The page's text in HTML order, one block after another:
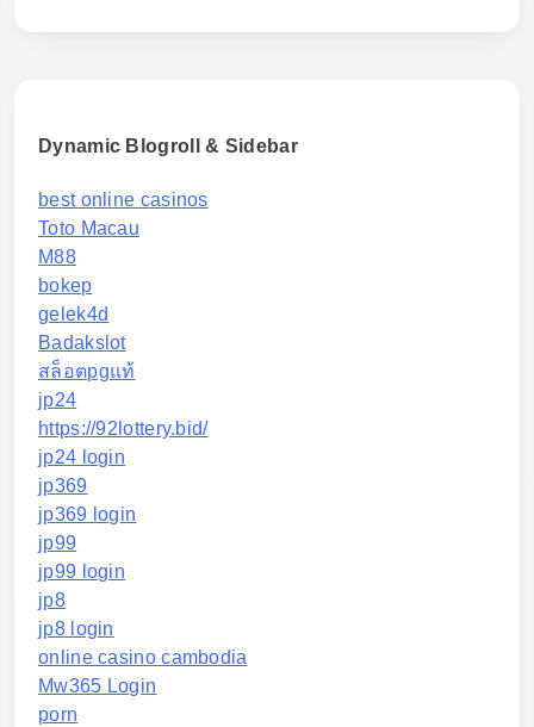
Dynamic Blogroll & Sidebar
best online casinos
Toto Macau
M88
bokep
gelek4d
Badakslot
สล็อตpgแท้
jp24
https://92lottery.bid/
jp24 login
jp369
jp369 login
jp99
jp99 login
jp8
jp8 login
online casino cambodia
Mw365 Login
porn